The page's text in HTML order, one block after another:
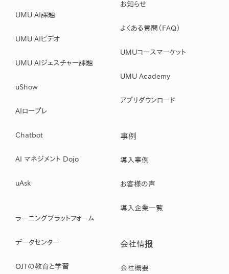
UMU AI課題
UMU AIビデオ
UMU AIジェスチャー課題
uShow
AIロープレ
Chatbot
AI マネジメント Dojo
uAsk
ラーニングプラットフォーム
データセンター
OJTの教育と学習
お知らせ
よくある質問（FAQ）
UMUコースマーケット
UMU Academy
アプリダウンロード
事例
導入事例
お客様の声
導入企業一覧
会社情报
会社概要